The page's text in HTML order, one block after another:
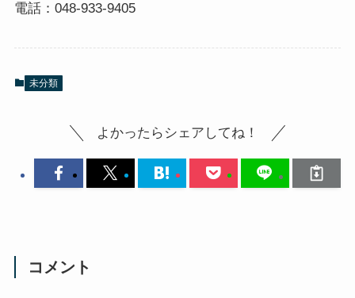
電話：048-933-9405
未分類
よかったらシェアしてね！
コメント